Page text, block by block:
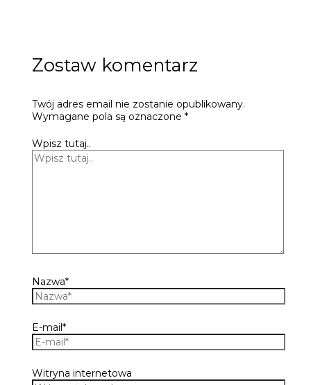
Zostaw komentarz
Twój adres email nie zostanie opublikowany.
Wymagane pola są oznaczone *
Wpisz tutaj..
Nazwa*
E-mail*
Witryna internetowa